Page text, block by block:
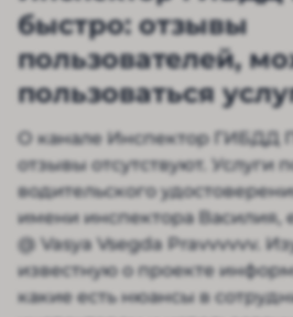
быстро: отзывы
пользователей,
пользоваться
О канале Инспектор ГИБДД
отзывы отсутствуют. Услуги
водительского
имени инспектора Василия,
@ Vasya Vsegda Pravvvvvv.
известную о проекте
какие есть нюансы в